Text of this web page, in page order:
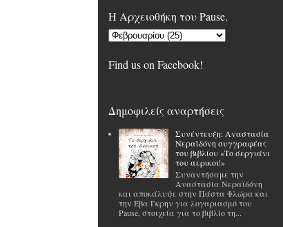
H Αρχειοθήκη του Pause.
Find us on Facebook!
Δημοφιλείς αναρτήσεις
Συνέντευξη: Αναστασία
Νεραϊδόνη συγγραφέας
του βιβλίου «Το σεργιάνι
του αερικού»
Συναντήσαμε την
Αναστασία Νεραϊδόνη
και αποκάλυψε στην Πάστα Φλώρα και
την Έβα Γκρην για λογαριασμό του
Pause, στοιχεία για το βιβλίο τη...